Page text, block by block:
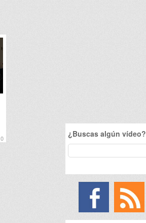
0 ¿Buscas algún vídeo?